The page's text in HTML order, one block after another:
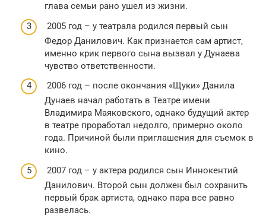
глава семьи рано ушел из жизни.
2005 год – у театрала родился первый сын
Федор Данилович. Как признается сам артист,
именно крик первого сына вызвал у Дунаева
чувство ответственности.
2006 год – после окончания «Щуки» Данила
Дунаев начал работать в Театре имени
Владимира Маяковского, однако будущий актер
в театре проработал недолго, примерно около
года. Причиной были приглашения для съемок в
кино.
2007 год – у актера родился сын Иннокентий
Данилович. Второй сын должен был сохранить
первый брак артиста, однако пара все равно
развелась.